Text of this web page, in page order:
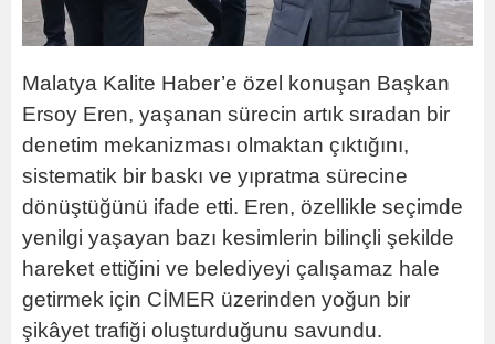
Malatya Kalite Haber’e özel konuşan Başkan
Ersoy Eren, yaşanan sürecin artık sıradan bir
denetim mekanizması olmaktan çıktığını,
sistematik bir baskı ve yıpratma sürecine
dönüştüğünü ifade etti. Eren, özellikle seçimde
yenilgi yaşayan bazı kesimlerin bilinçli şekilde
hareket ettiğini ve belediyeyi çalışamaz hale
getirmek için CİMER üzerinden yoğun bir
şikâyet trafiği oluşturduğunu savundu.